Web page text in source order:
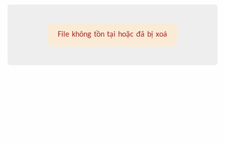
File không tồn tại hoặc đã bị xoá